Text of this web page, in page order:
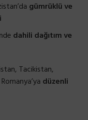
gümrüklü ve
dahili dağıtım ve
Tacikistan,
düzenli